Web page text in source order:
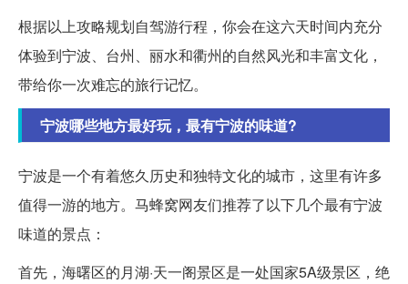
根据以上攻略规划自驾游行程，你会在这六天时间内充分
体验到宁波、台州、丽水和衢州的自然风光和丰富文化，
带给你一次难忘的旅行记忆。
宁波哪些地方最好玩，最有宁波的味道?
宁波是一个有着悠久历史和独特文化的城市，这里有许多
值得一游的地方。马蜂窝网友们推荐了以下几个最有宁波
味道的景点：
首先，海曙区的月湖·天一阁景区是一处国家5A级景区，绝